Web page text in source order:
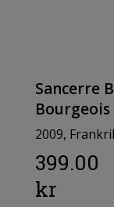
Sancerre
Bourgeois
2009,
399.00
kr